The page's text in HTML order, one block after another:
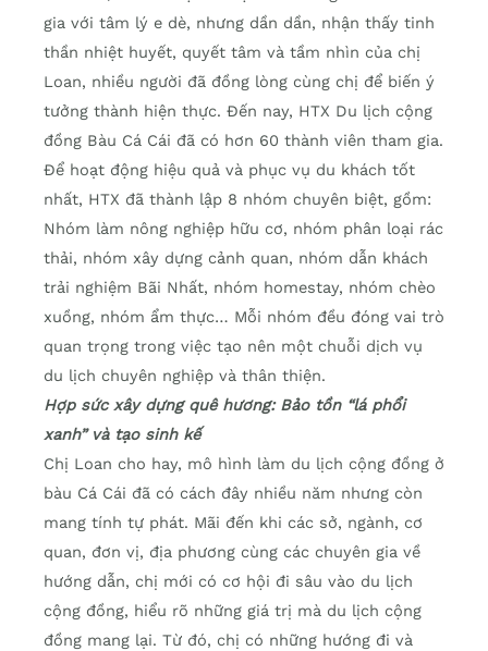
gia với tâm lý e dè, nhưng dần dần, nhận thấy tinh
thần nhiệt huyết, quyết tâm và tầm nhìn của chị
Loan, nhiều người đã đồng lòng cùng chị để biến ý
tưởng thành hiện thực. Đến nay, HTX Du lịch cộng
đồng Bàu Cá Cái đã có hơn 60 thành viên tham gia.
Để hoạt động hiệu quả và phục vụ du khách tốt
nhất, HTX đã thành lập 8 nhóm chuyên biệt, gồm:
Nhóm làm nông nghiệp hữu cơ, nhóm phân loại rác
thải, nhóm xây dựng cảnh quan, nhóm dẫn khách
trải nghiệm Bãi Nhất, nhóm homestay, nhóm chèo
xuồng, nhóm ẩm thực… Mỗi nhóm đều đóng vai trò
quan trọng trong việc tạo nên một chuỗi dịch vụ
du lịch chuyên nghiệp và thân thiện.
Hợp sức xây dựng quê hương: Bảo tồn “lá phổi
xanh” và tạo sinh kế
Chị Loan cho hay, mô hình làm du lịch cộng đồng ở
bàu Cá Cái đã có cách đây nhiều năm nhưng còn
mang tính tự phát. Mãi đến khi các sở, ngành, cơ
quan, đơn vị, địa phương cùng các chuyên gia về
hướng dẫn, chị mới có cơ hội đi sâu vào du lịch
cộng đồng, hiểu rõ những giá trị mà du lịch cộng
đồng mang lại. Từ đó, chị có những hướng đi và